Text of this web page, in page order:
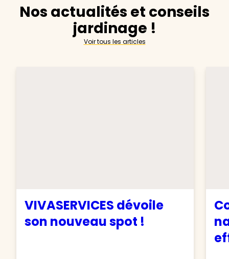
Nos actualités et conseils
jardinage !
Voir tous les articles
VIVASERVICES dévoile
son nouveau spot !